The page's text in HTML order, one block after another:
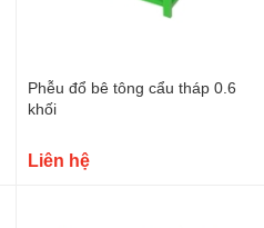
Phễu đổ bê tông cẩu tháp 0.6
khối
Liên hệ